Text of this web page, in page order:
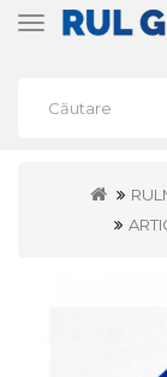
Toggle